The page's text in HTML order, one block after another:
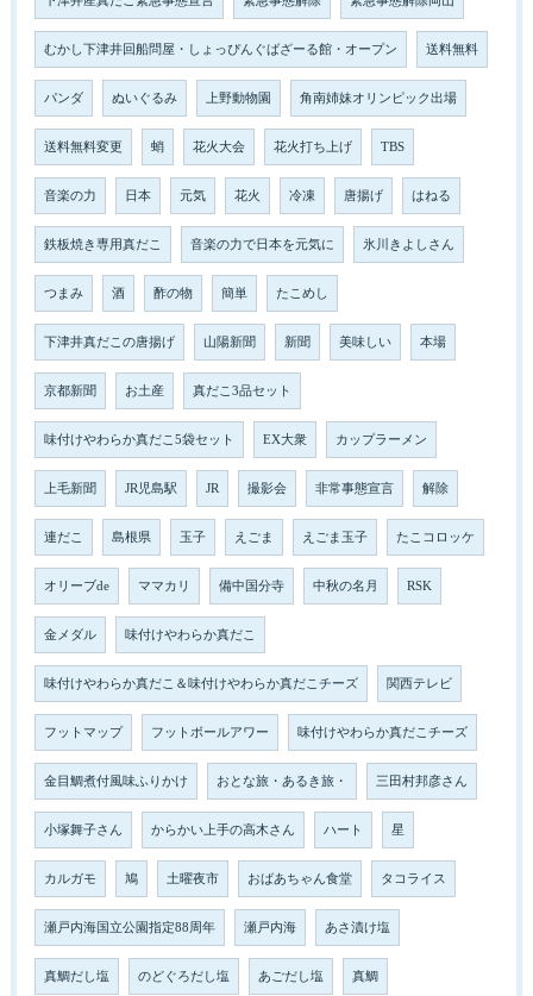
むかし下津井回船問屋・しょっぴんぐばざーる館・オープン 送料無料
パンダ ぬいぐるみ 上野動物園 角南姉妹オリンピック出場
送料無料変更 蛸 花火大会 花火打ち上げ TBS
音楽の力 日本 元気 花火 冷凍 唐揚げ はねる
鉄板焼き専用真だこ 音楽の力で日本を元気に 氷川きよしさん
つまみ 酒 酢の物 簡単 たこめし
下津井真だこの唐揚げ 山陽新聞 新聞 美味しい 本場
京都新聞 お土産 真だこ3品セット
味付けやわらか真だこ5袋セット EX大衆 カップラーメン
上毛新聞 JR児島駅 JR 撮影会 非常事態宣言 解除
連だこ 島根県 玉子 えごま えごま玉子 たこコロッケ
オリーブde ママカリ 備中国分寺 中秋の名月 RSK
金メダル 味付けやわらか真だこ
味付けやわらか真だこ＆味付けやわらか真だこチーズ 関西テレビ
フットマップ フットボールアワー 味付けやわらか真だこチーズ
金目鯛煮付風味ふりかけ おとな旅・あるき旅・ 三田村邦彦さん
小塚舞子さん からかい上手の高木さん ハート 星
カルガモ 鳩 土曜夜市 おばあちゃん食堂 タコライス
瀬戸内海国立公園指定88周年 瀬戸内海 あさ漬け塩
真鯛だし塩 のどぐろだし塩 あごだし塩 真鯛